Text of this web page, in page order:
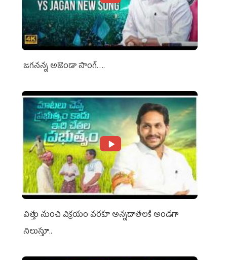
జగనన్న అజెండా సాంగ్….
విత్తు నుంచి విక్రయం వరకూ అన్నదాతలకి అండగా
నిలుస్తూ..